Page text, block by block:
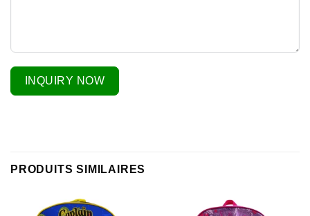
INQUIRY NOW
PRODUITS SIMILAIRES